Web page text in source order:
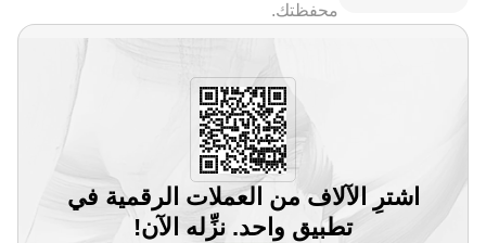
محفظتك.
اشترِ الآلاف من العملات الرقمية في
تطبيق واحد. نزِّله الآن!